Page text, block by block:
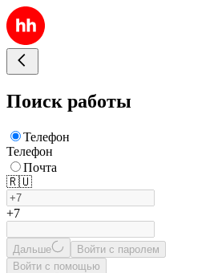
Поиск работы
Телефон
Телефон
Почта
🇷🇺
+7
Дальше
Войти с паролем
Войти с помощью